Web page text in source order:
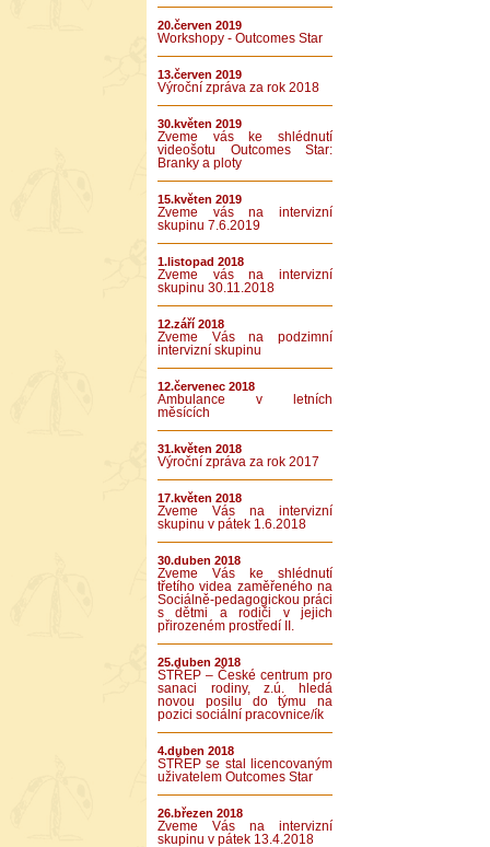
20.červen 2019
Workshopy - Outcomes Star
13.červen 2019
Výroční zpráva za rok 2018
30.květen 2019
Zveme vás ke shlédnutí
videošotu Outcomes Star:
Branky a ploty
15.květen 2019
Zveme vás na intervizní
skupinu 7.6.2019
1.listopad 2018
Zveme vás na intervizní
skupinu 30.11.2018
12.září 2018
Zveme Vás na podzimní
intervizní skupinu
12.červenec 2018
Ambulance v letních
měsících
31.květen 2018
Výroční zpráva za rok 2017
17.květen 2018
Zveme Vás na intervizní
skupinu v pátek 1.6.2018
30.duben 2018
Zveme Vás ke shlédnutí
třetího videa zaměřeného na
Sociálně-pedagogickou práci
s dětmi a rodiči v jejich
přirozeném prostředí II.
25.duben 2018
STŘEP – České centrum pro
sanaci rodiny, z.ú. hledá
novou posilu do týmu na
pozici sociální pracovnice/ík
4.duben 2018
STŘEP se stal licencovaným
uživatelem Outcomes Star
26.březen 2018
Zveme Vás na intervizní
skupinu v pátek 13.4.2018